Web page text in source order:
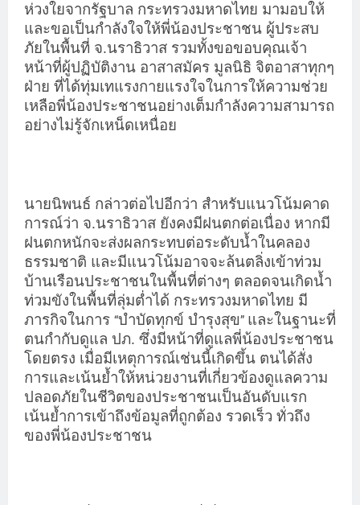
ห่วงใยจากรัฐบาล กระทรวงมหาดไทย มามอบให้
และขอเป็นกำลังใจให้พี่น้องประชาชน ผู้ประสบ
ภัยในพื้นที่ จ.นราธิวาส รวมทั้งขอขอบคุณเจ้า
หน้าที่ผู้ปฏิบัติงาน อาสาสมัคร มูลนิธิ จิตอาสาทุกๆ
ฝ่าย ที่ได้ทุ่มเทแรงกายแรงใจในการให้ความช่วย
เหลือพี่น้องประชาชนอย่างเต็มกำลังความสามารถ
อย่างไม่รู้จักเหน็ดเหนื่อย
นายนิพนธ์ กล่าวต่อไปอีกว่า สำหรับแนวโน้มคาด
การณ์ว่า จ.นราธิวาส ยังคงมีฝนตกต่อเนื่อง หากมี
ฝนตกหนักจะส่งผลกระทบต่อระดับน้ำในคลอง
ธรรมชาติ และมีแนวโน้มอาจจะล้นตลิ่งเข้าท่วม
บ้านเรือนประชาชนในพื้นที่ต่างๆ ตลอดจนเกิดน้ำ
ท่วมขังในพื้นที่ลุ่มต่ำได้ กระทรวงมหาดไทย มี
ภารกิจในการ “บำบัดทุกข์ บำรุงสุข” และในฐานะที่
ตนกำกับดูแล ปภ. ซึ่งมีหน้าที่ดูแลพี่น้องประชาชน
โดยตรง เมื่อมีเหตุการณ์เช่นนี้เกิดขึ้น ตนได้สั่ง
การและเน้นย้ำให้หน่วยงานที่เกี่ยวข้องดูแลความ
ปลอดภัยในชีวิตของประชาชนเป็นอันดับแรก
เน้นย้ำการเข้าถึงข้อมูลที่ถูกต้อง รวดเร็ว ทั่วถึง
ของพี่น้องประชาชน